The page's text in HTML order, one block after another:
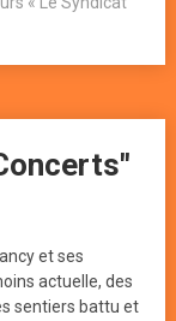
et ses
actuelle, des
sentiers battu et